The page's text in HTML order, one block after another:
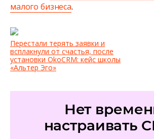
малого бизнеса.
Перестали терять заявки и
всплакнули от счастья, после
установки OkoCRM: кейс школы
«Альтер Эго»
Нет
настраивать